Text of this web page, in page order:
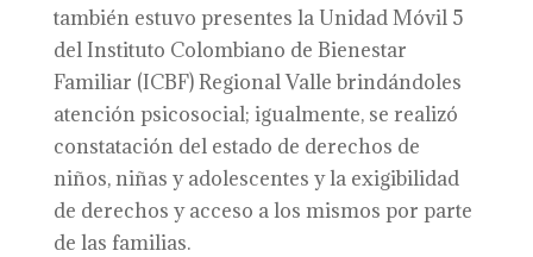
también estuvo presentes la Unidad Móvil 5
del Instituto Colombiano de Bienestar
Familiar (ICBF) Regional Valle brindándoles
atención psicosocial; igualmente, se realizó
constatación del estado de derechos de
niños, niñas y adolescentes y la exigibilidad
de derechos y acceso a los mismos por parte
de las familias.